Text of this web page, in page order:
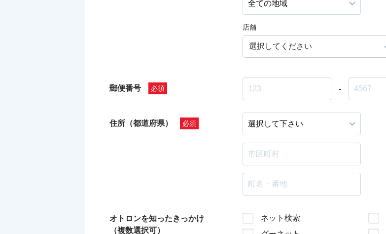
店舗
選択してください
郵便番号 -
住所（都道府県）
オトロンを知ったきっかけ
（複数選択可）
ネット検索